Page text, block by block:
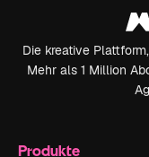
Die kreative
Mehr als 1 Million
Produkte